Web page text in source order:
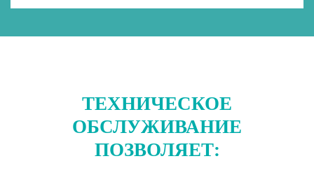
ТЕХНИЧЕСКОЕ
ОБСЛУЖИВАНИЕ
ПОЗВОЛЯЕТ: